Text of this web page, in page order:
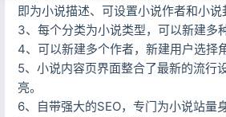
即为小说描述、可设置小说作者和小说
3、每个分类为小说类型，可以新建多
4、可以新建多个作者，新建用户选择
5、小说内容页界面整合了最新的流行
亮。
6、自带强大的SEO，专门为小说站量